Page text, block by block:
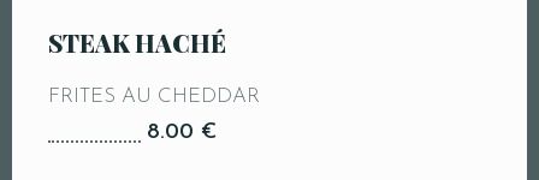
STEAK HACHÉ
FRITES AU CHEDDAR
8.00 €